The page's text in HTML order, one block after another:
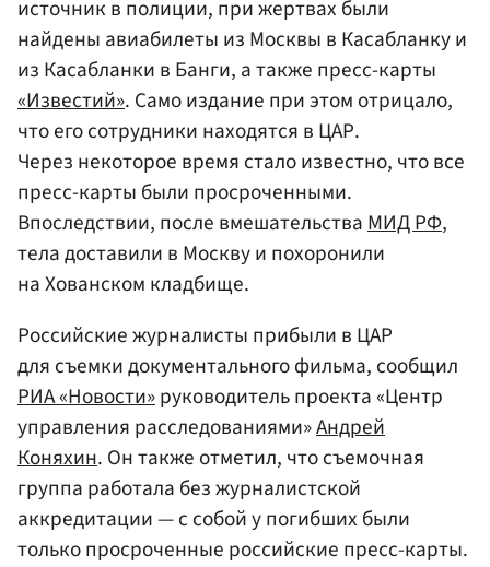
источник в полиции, при жертвах были
найдены авиабилеты из Москвы в Касабланку и
из Касабланки в Банги, а также пресс-карты
«Известий». Само издание при этом отрицало,
что его сотрудники находятся в ЦАР.
Через некоторое время стало известно, что все
пресс-карты были просроченными.
Впоследствии, после вмешательстваМИД РФ,
тела доставили в Москву и похоронили
на Хованском кладбище.
Российские журналисты прибыли в ЦАР
для съемки документального фильма, сообщил
РИА «Новости»руководитель проекта «Центр
управления расследованиями»Андрей
Коняхин. Он также отметил, что съемочная
группа работала без журналистской
аккредитации — с собой у погибших были
только просроченные российские пресс-карты.